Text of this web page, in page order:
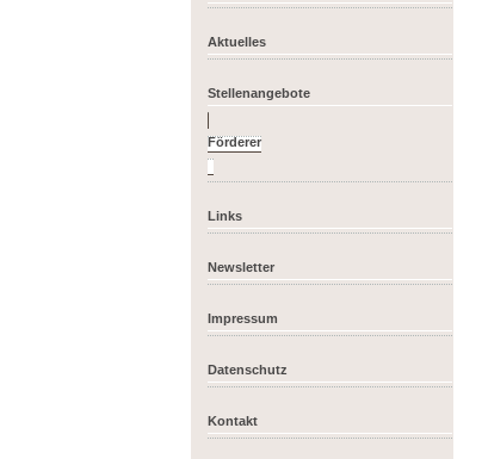
Aktuelles
Stellenangebote
Links
Newsletter
Impressum
Datenschutz
Kontakt